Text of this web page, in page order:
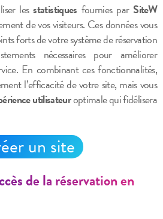
lesstatistiques fournies par SiteW
de vos visiteurs. Ces données vous
forts de votre système de réservation
nécessaires pour améliorer
En combinant ces fonctionnalités,
l’efficacité de votre site, mais vous
utilisateuroptimale qui fidélisera
un site
de la réservation en